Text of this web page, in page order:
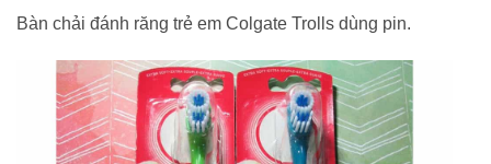
Bàn chải đánh răng trẻ em Colgate Trolls dùng pin.